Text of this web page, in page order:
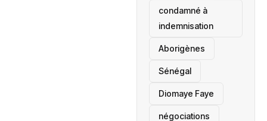
condamné à
indemnisation
Aborigènes
Sénégal
Diomaye Faye
négociations